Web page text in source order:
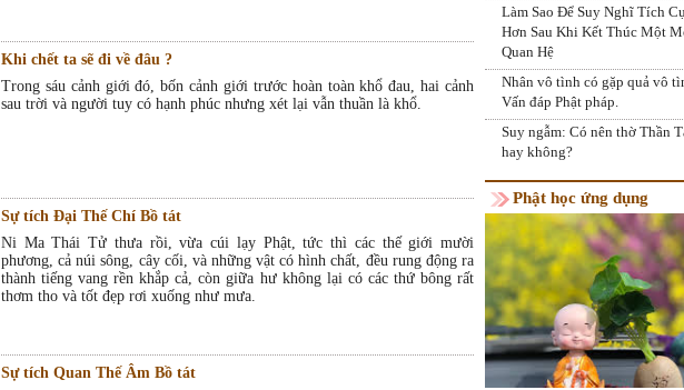
Khi chết ta sẽ đi về đâu ?
Trong sáu cảnh giới đó, bốn cảnh giới trước hoàn toàn khổ đau, hai cảnh
sau trời và người tuy có hạnh phúc nhưng xét lại vẫn thuần là khổ.
Sự tích Đại Thế Chí Bồ tát
Ni Ma Thái Tử thưa rồi, vừa cúi lạy Phật, tức thì các thế giới mười
phương, cả núi sông, cây cối, và những vật có hình chất, đều rung động ra
thành tiếng vang rền khắp cả, còn giữa hư không lại có các thứ bông rất
thơm tho và tốt đẹp rơi xuống như mưa.
Sự tích Quan Thế Âm Bồ tát
Làm Sao Để Suy Nghĩ Tích
Hơn Sau Khi Kết Thúc Một
Quan Hệ
Nhân vô tình có gặp quả vô
Vấn đáp Phật pháp.
Suy ngẫm: Có nên thờ Thần
hay không?
Phật học ứng dụng